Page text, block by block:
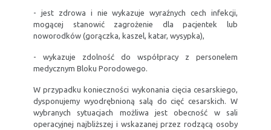
- jest zdrowa i nie wykazuje wyraźnych cech infekcji,
mogącej stanowić zagrożenie dla pacjentek lub
noworodków (gorączka, kaszel, katar, wysypka),
- wykazuje zdolność do współpracy z personelem
medycznym Bloku Porodowego.
W przypadku konieczności wykonania cięcia cesarskiego,
dysponujemy wyodrębnioną salą do cięć cesarskich. W
wybranych sytuacjach możliwa jest obecność w sali
operacyjnej najbliższej i wskazanej przez rodzącą osoby